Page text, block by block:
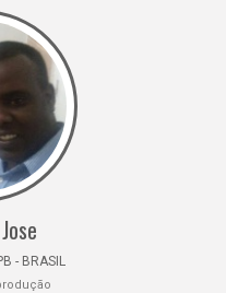
- BRASIL